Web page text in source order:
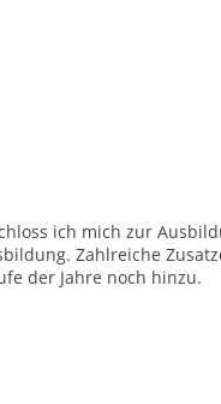
ich mich zur
Zahlreiche
der Jahre noch hinzu.